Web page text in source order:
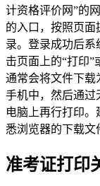
计资格评价网”的
的入口，按照页
录。登录成功后系
击页面上的“打印”
通常会将文件下载
手机中，然后通过
电脑上再行打印
悉浏览器的下载文
准考证打印